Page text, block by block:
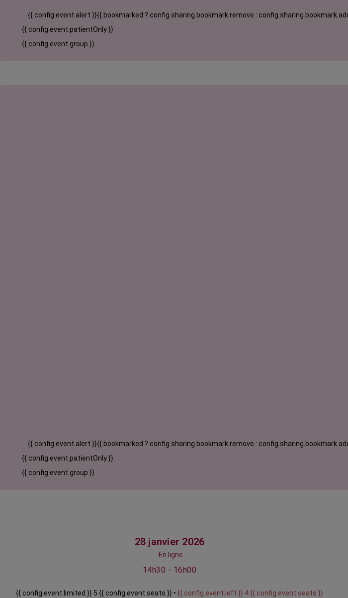
{{ config.event.alert }}{{ bookmarked ? config.sharing.bookmark.remove :
{{ config.event.patientOnly }}
{{ config.event.group }}
{{ config.event.alert }}{{ bookmarked ? config.sharing.bookmark.remove :
{{ config.event.patientOnly }}
{{ config.event.group }}
28 janvier 2026
En ligne
14h30 - 16h00
{{ config.event.limited }} 5 {{ config.event.seats }} • {{ config.event.left }} 4 {{ config.event.seats }}